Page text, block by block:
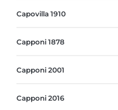
Capovilla 1910
Capponi 1878
Capponi 2001
Capponi 2016